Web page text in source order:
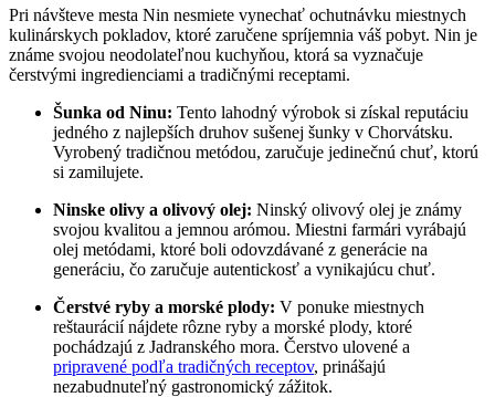
Pri návšteve mesta Nin nesmiete vynechať ochutnávku miestnych
kulinárskych pokladov, ktoré zaručene spríjemnia váš pobyt. Nin je
známe svojou neodolateľnou kuchyňou, ktorá sa vyznačuje
čerstvými ingredienciami a tradičnými receptami.
Šunka od Ninu: Tento lahodný výrobok si získal reputáciu
jedného z najlepších druhov sušenej šunky v Chorvátsku.
Vyrobený tradičnou metódou, zaručuje jedinečnú chuť, ktorú
si zamilujete.
Ninske olivy a olivový olej: Ninský olivový olej je známy
svojou kvalitou a jemnou arómou. Miestni farmári vyrábajú
olej metódami, ktoré boli odovzdávané z generácie na
generáciu, čo zaručuje autentickosť a vynikajúcu chuť.
Čerstvé ryby a morské plody: V ponuke miestnych
reštaurácií nájdete rôzne ryby a morské plody, ktoré
pochádzajú z Jadranského mora. Čerstvo ulovené a
pripravené podľa tradičných receptov, prinášajú
nezabudnuteľný gastronomický zážitok.